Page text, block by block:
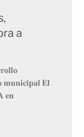
a
𝐦𝐮𝐧𝐢𝐜𝐢𝐩𝐚𝐥 𝐄𝐥
𝐞𝐧